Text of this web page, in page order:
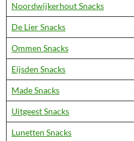
Noordwijkerhout Snacks
De Lier Snacks
Ommen Snacks
Eijsden Snacks
Made Snacks
Uitgeest Snacks
Lunetten Snacks